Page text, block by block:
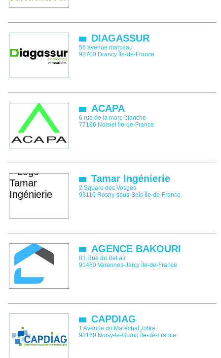
DIAGASSUR
56 avenue marceau
93700 Drancy Île-de-France
ACAPA
6 rue de la mare blanche
77186 Noisiel Île-de-France
Tamar Ingénierie
2 Square des Vosges
93110 Rosny-sous-Bois Île-de-France
AGENCE BAKOURI
81 Rue du Bel air
91480 Varennes-Jarcy Île-de-France
CAPDIAG
1 Avenue du Maréchal Joffre
93160 Noisy-le-Grand Île-de-France